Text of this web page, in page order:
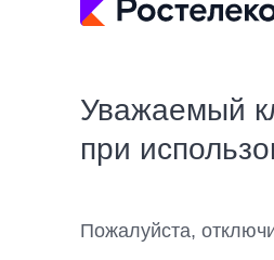
Уважаемый
при
Пожалуйста,